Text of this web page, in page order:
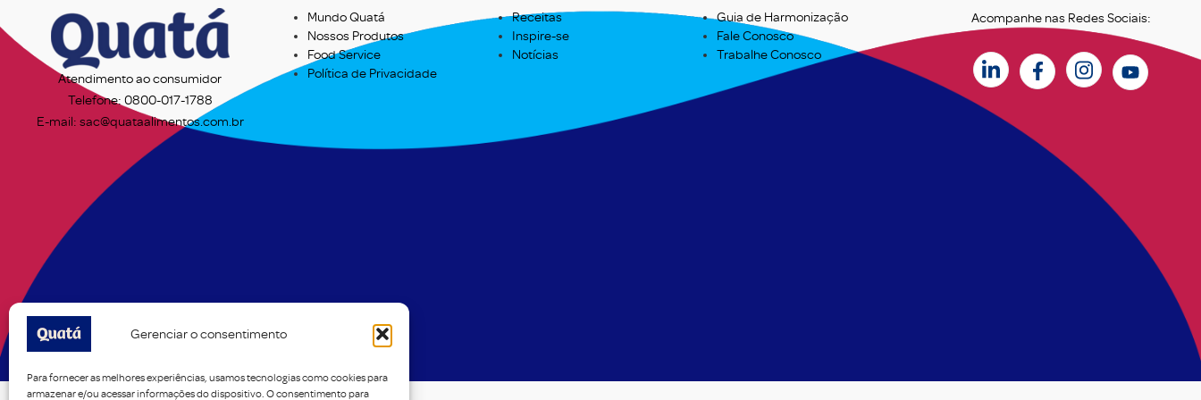
Gerenciar o consentimento
Para fornecer as melhores experiências, usamos tecnologias como cookies para
armazenar e/ou acessar informações do dispositivo. O consentimento para
Atendimento ao consumidor
Telefone: 0800-017-1788
E-mail: sac@quataalimentos.com.br
Mundo Quatá
Nossos Produtos
Food Service
Política de Privacidade
Receitas
Inspire-se
Notícias
Guia de Harmonização
Fale Conosco
Trabalhe Conosco
Acompanhe nas Redes Sociais: